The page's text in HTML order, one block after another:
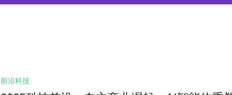
前沿科技